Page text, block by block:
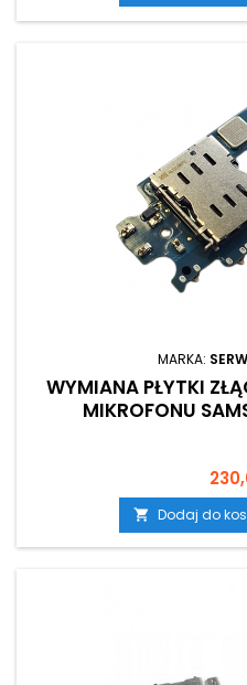
MARKA:
WYMIANA PŁYTKI
MIKROFONU
 Dodaj do